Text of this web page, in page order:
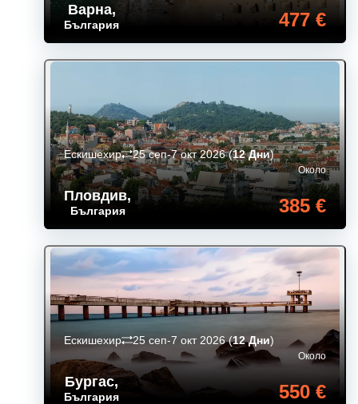
Варна,
България 477 €
Пловдив,
България
Около
385 €
Ескишехир 25 сеп-7 окт 2026(12 Дни)
Бургас,
България
Около
550 €
Ескишехир 25 сеп-7 окт 2026(12 Дни)